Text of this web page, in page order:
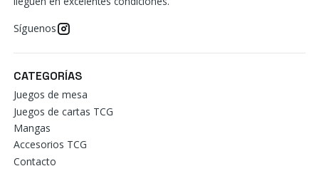
Síguenos
CATEGORÍAS
Juegos de mesa
Juegos de cartas TCG
Mangas
Accesorios TCG
Contacto